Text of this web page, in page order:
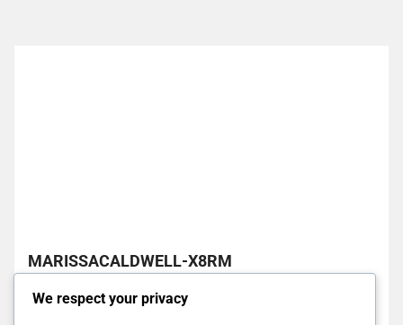
MARISSACALDWELL-X8RM
Vášnivá hráčka a nadšenec do World of Warcraft,
We respect your privacy